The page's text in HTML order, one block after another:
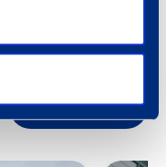
Kaikki referenssit